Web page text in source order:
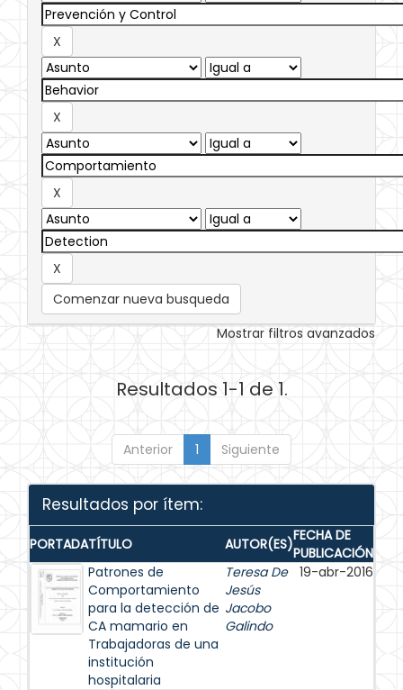
Comenzar nueva busqueda
Mostrar filtros avanzados
Resultados 1-1 de 1.
Anterior 1 Siguiente
Resultados por ítem:
PORTADATÍTULO AUTOR(ES)FECHA DE
PUBLICACIÓN
Patrones de
Comportamiento
para la detección de
CA mamario en
Trabajadoras de una
institución
hospitalaria
Teresa De
Jesús
Jacobo
Galindo
19-abr-2016